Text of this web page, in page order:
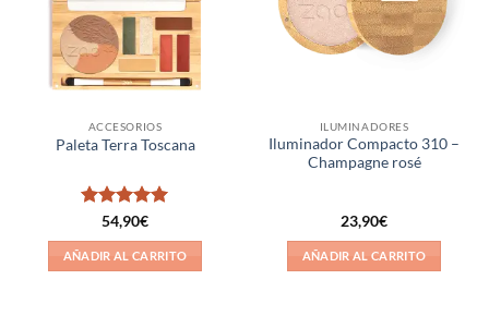
ACCESORIOS
Paleta Terra Toscana
Valorado
con5de 5
54,90€
AÑADIR AL CARRITO
ILUMINADORES
Iluminador Compacto 310 –
Champagne rosé
23,90€
AÑADIR AL CARRITO